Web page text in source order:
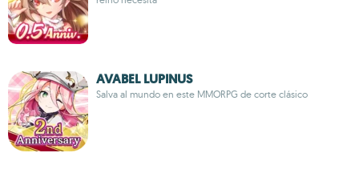
AVABEL LUPINUS
Salva al mundo en este MMORPG de corte clásico